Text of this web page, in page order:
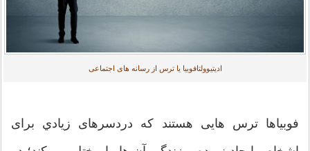
ادیتیوولتافوبیا یا ترس از رسانه های اجتماعی
فوبیاها ترس هایی هستند که دردسرهای زيادي برای